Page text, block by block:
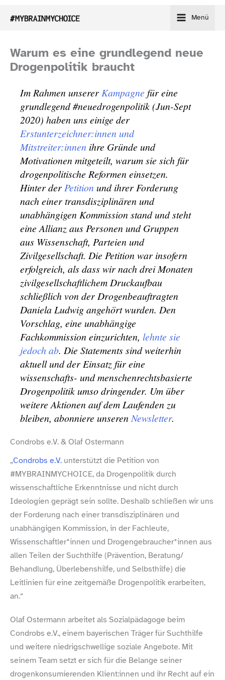
Inhalt
Menü
Warum es eine grundlegend neue
Drogenpolitik braucht
Im Rahmen unsererKampagne für eine
grundlegend #neuedrogenpolitik (Jun-​Sept
2020) haben uns einige der
Erstunterzeichner:innen und
Mitstreiter:innen ihre Gründe und
Motivationen mitgeteilt, warum sie sich für
drogenpolitische Reformen einsetzen.
Hinter derPetition und ihrer Forderung
nach einer transdisziplinären und
unabhängigen Kommission stand und steht
eine Allianz aus Personen und Gruppen
aus Wissenschaft, Parteien und
Zivilgesellschaft. Die Petition war insofern
erfolgreich, als dass wir nach drei Monaten
zivilgesellschaftlichem Druckaufbau
schließlich von der Drogenbeauftragten
Daniela Ludwig angehört wurden. Den
Vorschlag, eine unabhängige
Fachkommission einzurichten, lehnte sie
jedoch ab. Die Statements sind weiterhin
aktuell und der Einsatz für eine
wissenschafts- und menschenrechtsbasierte
Drogenpolitik umso dringender. Um über
weitere Aktionen auf dem Laufenden zu
bleiben, abonniere unserenNewsletter.
Condrobs e.V. & Olaf Ostermann
„Condrobs e.V. unterstützt die Petition von
#MYBRAINMYCHOICE, da Drogenpolitik durch
wissenschaftliche Erkenntnisse und nicht durch
Ideologien geprägt sein sollte. Deshalb schließen wir uns
der Forderung nach einer transdisziplinären und
unabhängigen Kommission, in der Fachleute,
Wissenschaftler*innen und Drogengebraucher*innen aus
allen Teilen der Suchthilfe (Prävention, Beratung/​
Behandlung, Überlebenshilfe, und Selbsthilfe) die
Leitlinien für eine zeitgemäße Drogenpolitik erarbeiten,
an.“
Olaf Ostermann arbeitet als Sozialpädagoge beim
Condrobs e.V., einem bayerischen Träger für Suchthilfe
und weitere niedrigschwellige soziale Angebote. Mit
seinem Team setzt er sich für die Belange seiner
drogenkonsumierenden Klient:innen und ihr Recht auf ein